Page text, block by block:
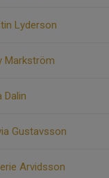
Lyderson
Markström
Dalin
Gustavsson
Arvidsson